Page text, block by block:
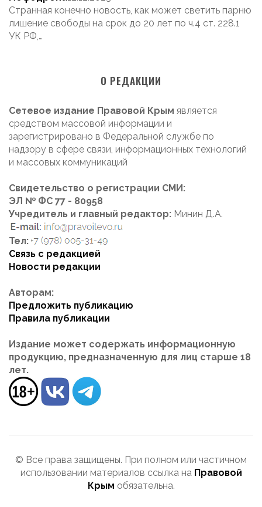
Странная конечно новость, как может светить парню
лишение свободы на срок до 20 лет по ч.4 ст. 228.1
УК РФ,…
О РЕДАКЦИИ
Сетевое издание Правовой Крым является
средством массовой информации и
зарегистрировано в Федеральной службе по
надзору в сфере связи, информационных технологий
и массовых коммуникаций
Свидетельство о регистрации СМИ:
ЭЛ № ФС 77 - 80958
Учредитель и главный редактор: Минин Д.А.
Тел:
Связь с редакцией
Новости редакции
Авторам:
Предложить публикацию
Правила публикации
Издание может содержать информационную
продукцию, предназначенную для лиц старше 18
лет.
© Все права защищены. При полном или частичном
использовании материалов ссылка на Правовой
Крым обязательна.